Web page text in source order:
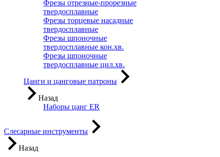
Фрезы отрезные-прорезные
твердосплавные
Фрезы торцевые насадные
твердосплавные
Фрезы шпоночные
твердосплавные кон.хв.
Фрезы шпоночные
твердосплавные цил.хв.
Цанги и цанговые патроны
Назад
Наборы цанг ER
Слесарные инструменты
Назад